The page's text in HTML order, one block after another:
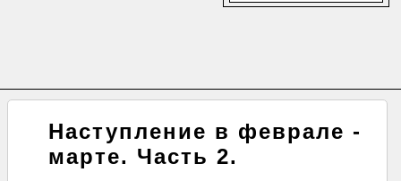
Наступление в феврале -
марте. Часть 2.